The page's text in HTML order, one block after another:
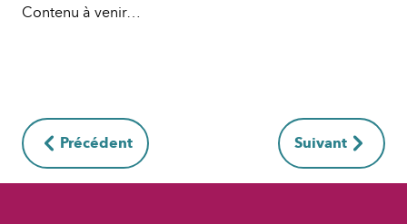
Contenu à venir…
Précédent Suivant